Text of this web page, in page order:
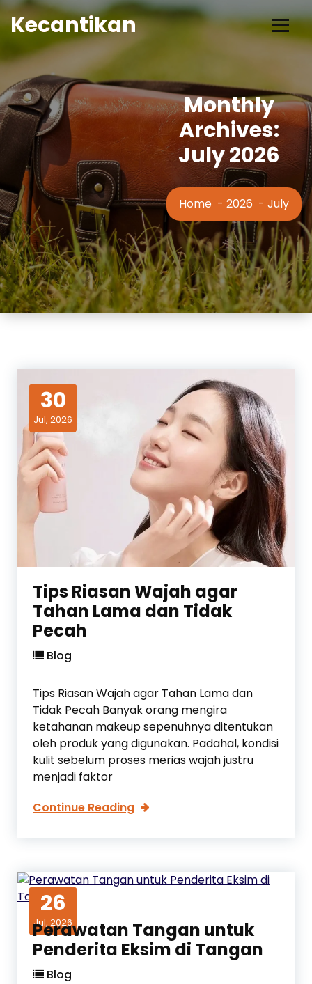
Skip
toKecantikan
Monthly
Archives:
July 2026
Home - 2026 - July
30
Jul, 2026
Tips Riasan Wajah agar
Tahan Lama dan Tidak
Pecah
Blog
Tips Riasan Wajah agar Tahan Lama dan
Tidak Pecah Banyak orang mengira
ketahanan makeup sepenuhnya ditentukan
oleh produk yang digunakan. Padahal, kondisi
kulit sebelum proses merias wajah justru
menjadi faktor
Continue ReadingT
R
i
s
a
n
26
Jul, 2026
Perawatan Tangan untuk
Penderita Eksim di Tangan
Blog